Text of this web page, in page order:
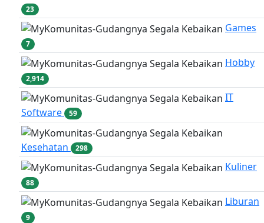
23
Games
7
Hobby
2,914
IT
Software
59
Kesehatan 298
Kuliner
88
Liburan
9